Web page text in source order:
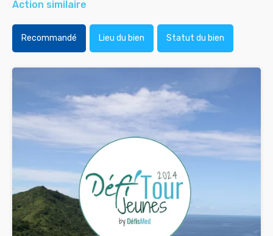
Action similaire
Recommandé Lieu du bien Statut du bien